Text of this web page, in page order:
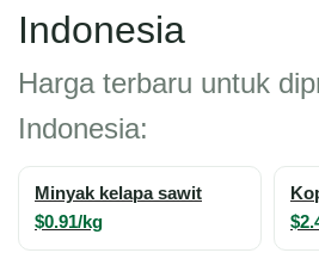
Indonesia
Harga terbaru untuk
Indonesia:
Minyak kelapa sawit
$0.91/kg